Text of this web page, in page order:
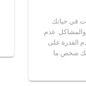
في حياتك
والمشاكل. عدم
القدرة على
لك شخص ما